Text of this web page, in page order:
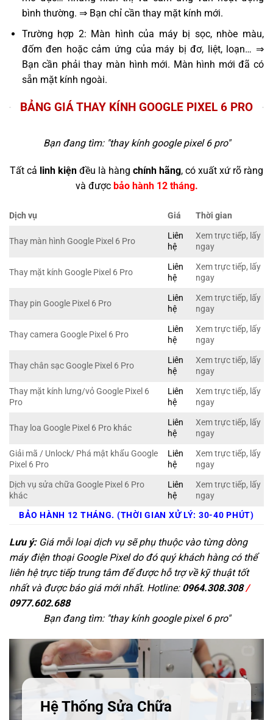
bình thường. ⇒ Bạn chỉ cần thay mặt kính mới.
Trường hợp 2: Màn hình của máy bị sọc, nhòe màu,
đốm đen hoặc cảm ứng của máy bị đơ, liệt, loạn… ⇒
Bạn cần phải thay màn hình mới. Màn hình mới đã có
sẵn mặt kính ngoài.
BẢNG GIÁ THAY KÍNH GOOGLE PIXEL 6 PRO
Bạn đang tìm: "thay kính google pixel 6 pro"
Tất cả linh kiện đều là hàng chính hãng, có xuất xứ rõ ràng
và được bảo hành 12 tháng.
Dịch vụ Giá Thời gian
Thay màn hình Google Pixel 6 Pro
Liên
hệ
Xem trực tiếp, lấy
ngay
Thay mặt kính Google Pixel 6 Pro
Liên
hệ
Xem trực tiếp, lấy
ngay
Thay pin Google Pixel 6 Pro
Liên
hệ
Xem trực tiếp, lấy
ngay
Thay camera Google Pixel 6 Pro
Liên
hệ
Xem trực tiếp, lấy
ngay
Thay chân sạc Google Pixel 6 Pro
Liên
hệ
Xem trực tiếp, lấy
ngay
Thay mặt kính lưng/vỏ Google Pixel 6
Pro
Liên
hệ
Xem trực tiếp, lấy
ngay
Thay loa Google Pixel 6 Pro khác
Liên
hệ
Xem trực tiếp, lấy
ngay
Giải mã / Unlock/ Phá mật khẩu Google
Pixel 6 Pro
Liên
hệ
Xem trực tiếp, lấy
ngay
Dịch vụ sửa chữa Google Pixel 6 Pro
khác
Liên
hệ
Xem trực tiếp, lấy
ngay
BẢO HÀNH 12 THÁNG. (THỜI GIAN XỬ LÝ: 30-40 PHÚT)
Lưu ý:Giá mỗi loại dịch vụ sẽ phụ thuộc vào từng dòng
máy điện thoại Google Pixel do đó quý khách hàng có thể
liên hệ trực tiếp trung tâm để được hỗ trợ về kỹ thuật tốt
nhất và được báo giá mới nhất. Hotline: 0964.308.308/
0977.602.688
Bạn đang tìm: "thay kính google pixel 6 pro"
Hệ Thống Sửa Chữa